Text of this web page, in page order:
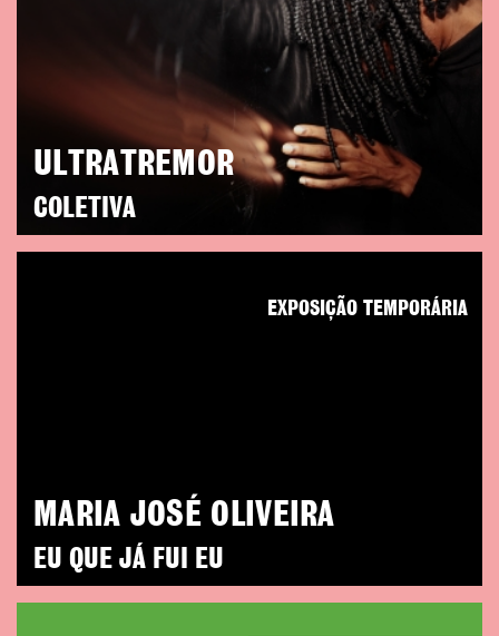
ULTRATREMOR
COLETIVA
MARIA JOSÉ OLIVEIRA
EU QUE JÁ FUI EU
EXPOSIÇÃO TEMPORÁRIA